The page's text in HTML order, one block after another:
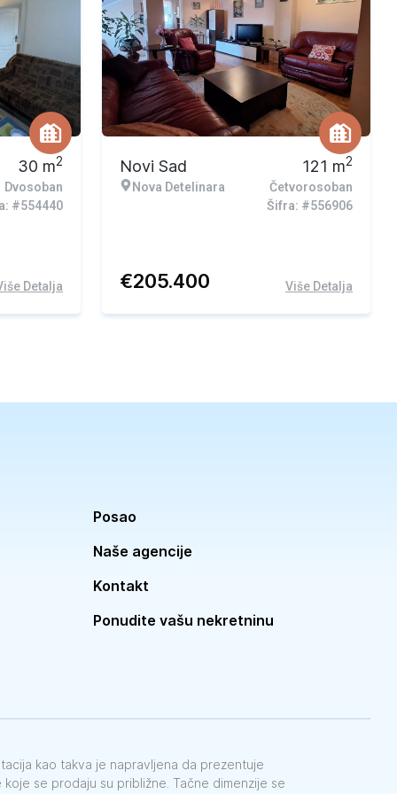
30 m2
Dvosoban
#554440
Detalja
Ekskluzivna ponuda
Novi Sad
Nova Detelinara
121 m2
Četvorosoban
Šifra: #556906
€205.400 Više Detalja
Posao
Naše agencije
Kontakt
Ponudite vašu nekretninu
kao takva je napravljena da prezentuje
se prodaju su približne. Tačne dimenzije se